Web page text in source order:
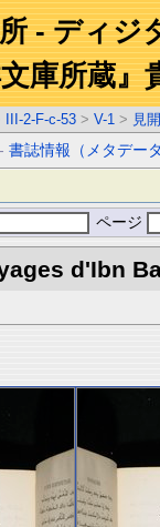
- ディジ
庫所蔵』
III-2-F-c-53 > V-1 > 見
-書誌情報（メタデー
ページ
d'Ibn